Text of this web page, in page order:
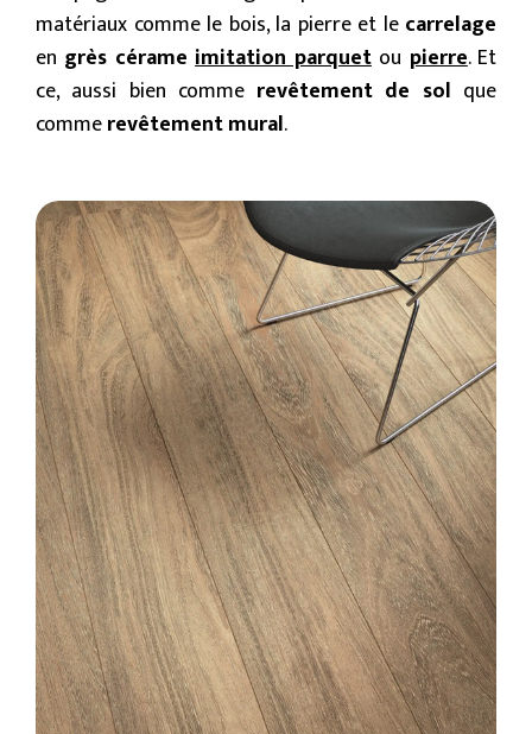
matériaux comme le bois, la pierre et le carrelage
en grès cérame imitation parquetou pierre. Et
ce, aussi bien comme revêtement de sol que
commerevêtement mural.